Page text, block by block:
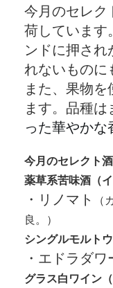
今月のセレク
荷しています
ンドに押され
れないものに
また、果物
ます。品種は
った華やかな
今月のセレクト酒
薬草系苦味酒（イ
・リノマト
（
良。）
シングルモルト
・エドラダ
グラス白ワイン